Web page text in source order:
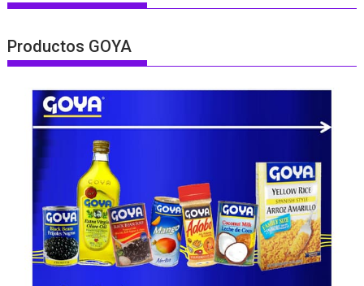
Productos GOYA